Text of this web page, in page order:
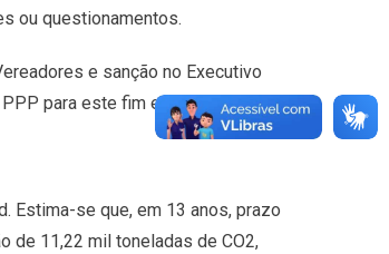
ou questionamentos.
e sanção no Executivo
para este fim em Três Lagoas.
Estima-se que, em 13 anos, prazo
de 11,22 mil toneladas de CO2,